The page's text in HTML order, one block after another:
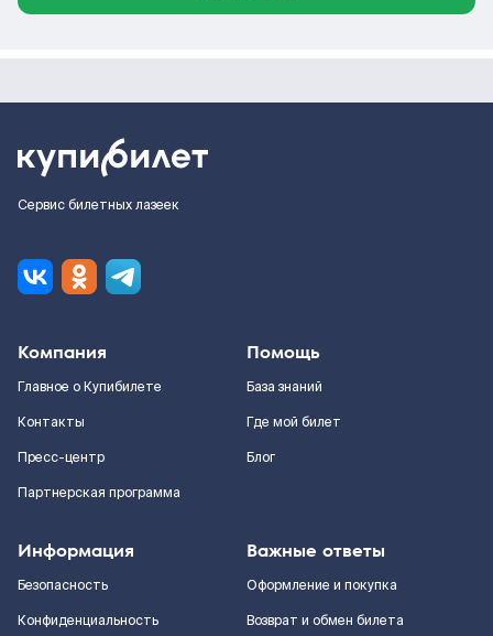
Сервис билетных лазеек
Компания
Главное о Купибилете
Контакты
Пресс-центр
Партнерская программа
Помощь
База знаний
Где мой билет
Блог
Информация
Безопасность
Конфиденциальность
Важные ответы
Оформление и покупка
Возврат и обмен билета